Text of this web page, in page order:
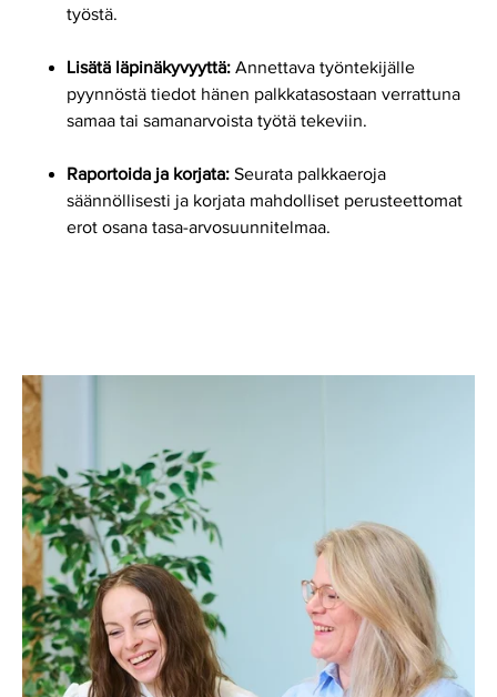
työstä.
Lisätä läpinäkyvyyttä: Annettava työntekijälle
pyynnöstä tiedot hänen palkkatasostaan verrattuna
samaa tai samanarvoista työtä tekeviin.
Raportoida ja korjata: Seurata palkkaeroja
säännöllisesti ja korjata mahdolliset perusteettomat
erot osana tasa-arvosuunnitelmaa.